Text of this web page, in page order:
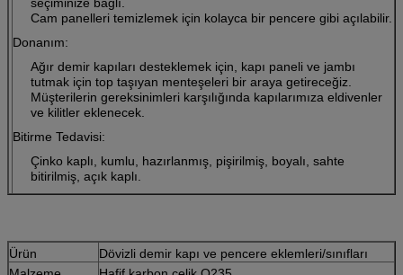
Cam panelleri temizlemek için kolayca bir pencere gibi açılabilir.
Donanım:
Ağır demir kapıları desteklemek için, kapı paneli ve jambı
tutmak için top taşıyan menteşeleri bir araya getireceğiz.
Müşterilerin gereksinimleri karşılığında kapılarımıza eldivenler
ve kilitler eklenecek.
Bitirme Tedavisi:
Çinko kaplı, kumlu, hazırlanmış, pişirilmiş, boyalı, sahte
bitirilmiş, açık kaplı.
Ürün
Dövizli demir kapı ve pencere eklemleri/sınıfları